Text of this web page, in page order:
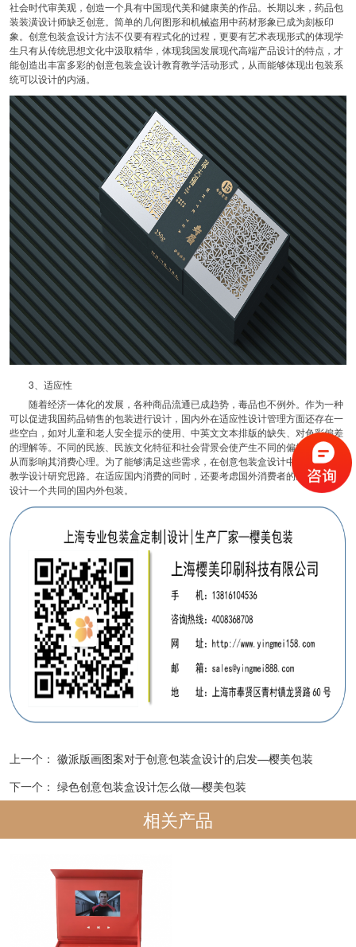
社会时代审美观，创造一个具有中国现代美和健康美的作品。长期以来，药品包
装装潢设计师缺乏创意。简单的几何图形和机械盗用中药材形象已成为刻板印
象。创意包装盒设计方法不仅要有程式化的过程，更要有艺术表现形式的体现学
生只有从传统思想文化中汲取精华，体现我国发展现代高端产品设计的特点，才
能创造出丰富多彩的创意包装盒设计教育教学活动形式，从而能够体现出包装系
统可以设计的内涵。
3、适应性
随着经济一体化的发展，各种商品流通已成趋势，毒品也不例外。作为一种
可以促进我国药品销售的包装进行设计，国内外在适应性设计管理方面还存在一
些空白，如对儿童和老人安全提示的使用、中英文文本排版的缺失、对色彩偏差
的理解等。不同的民族、民族文化特征和社会背景会使产生不同的偏好和理解，
从而影响其消费心理。为了能够满足这些需求，在创意包装盒设计中应及时改变
教学设计研究思路。在适应国内消费的同时，还要考虑国外消费者的欣赏习惯，
设计一个共同的国内外包装。
上一个： 徽派版画图案对于创意包装盒设计的启发—樱美包装
下一个： 绿色创意包装盒设计怎么做—樱美包装
相关产品